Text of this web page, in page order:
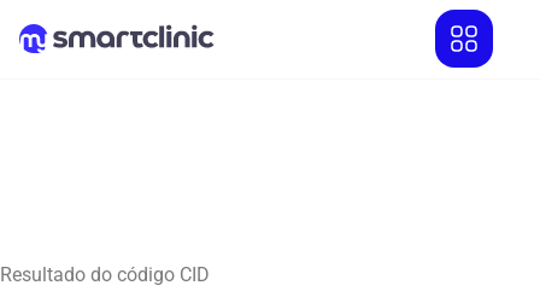
Resultado do código CID